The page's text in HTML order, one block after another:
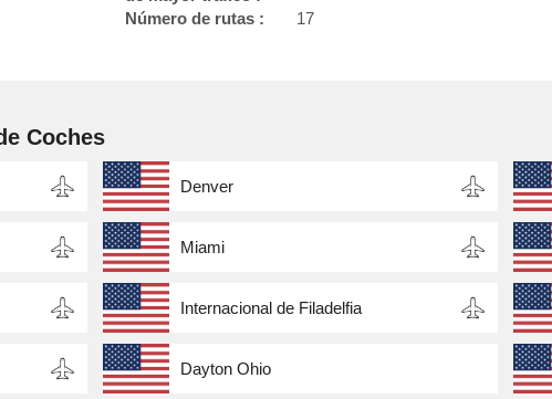
Número de rutas : 17
Coches
Denver
Miami
Internacional de Filadelfia
Dayton Ohio